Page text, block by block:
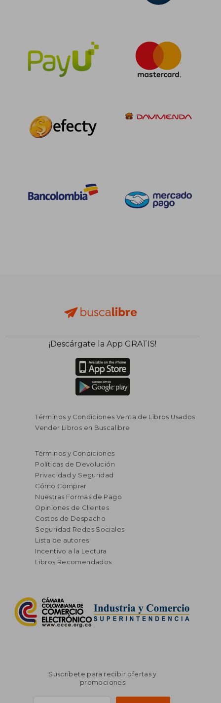
¡Descárgate la App GRATIS!
Términos y Condiciones Venta de Libros Usados
Vender Libros en Buscalibre
Términos y Condiciones
Políticas de Devolución
Privacidad y Seguridad
Cómo Comprar
Nuestras Formas de Pago
Opiniones de Clientes
Costos de Despacho
Seguridad Redes Sociales
Lista de autores
Incentivo a la Lectura
Libros Recomendados
Suscríbete para recibir ofertas y
promociones